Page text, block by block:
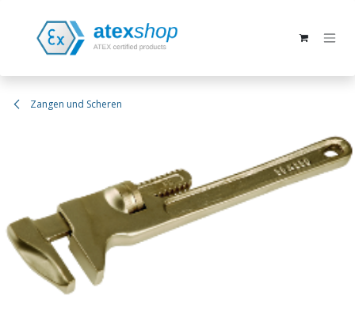
Zangen und Scheren